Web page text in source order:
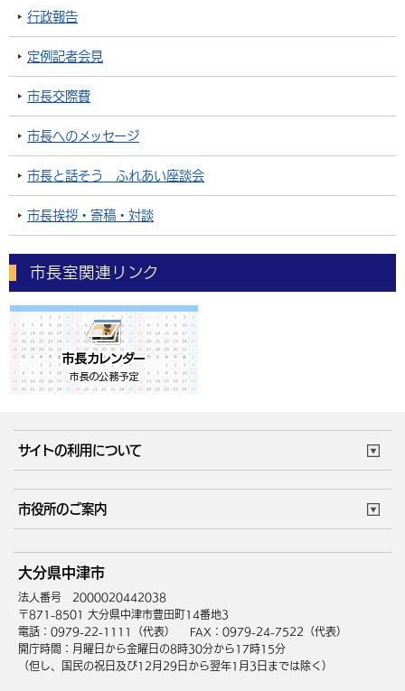
行政報告
定例記者会見
市長交際費
市長へのメッセージ
市長と話そう ふれあい座談会
市長挨拶・寄稿・対談
市長室関連リンク
サイトの利用について
サイトマップ
市役所のご案内
庁舎地図 組織案内
中津市へのアクセス
大分県中津市
法人番号 2000020442038
〒871-8501 大分県中津市豊田町14番地3
電話：0979-22-1111（代表）
FAX：0979-24-7522（代表）
開庁時間：月曜日から金曜日の8時30分から17時15分
（但し、国民の祝日及び12月29日から翌年1月3日までは除く）